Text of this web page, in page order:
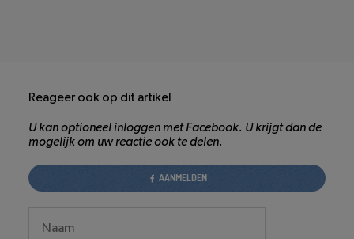
Reageer ook op dit artikel
U kan optioneel inloggen met Facebook. U krijgt dan de
mogelijk om uw reactie ook te delen.
AANMELDEN